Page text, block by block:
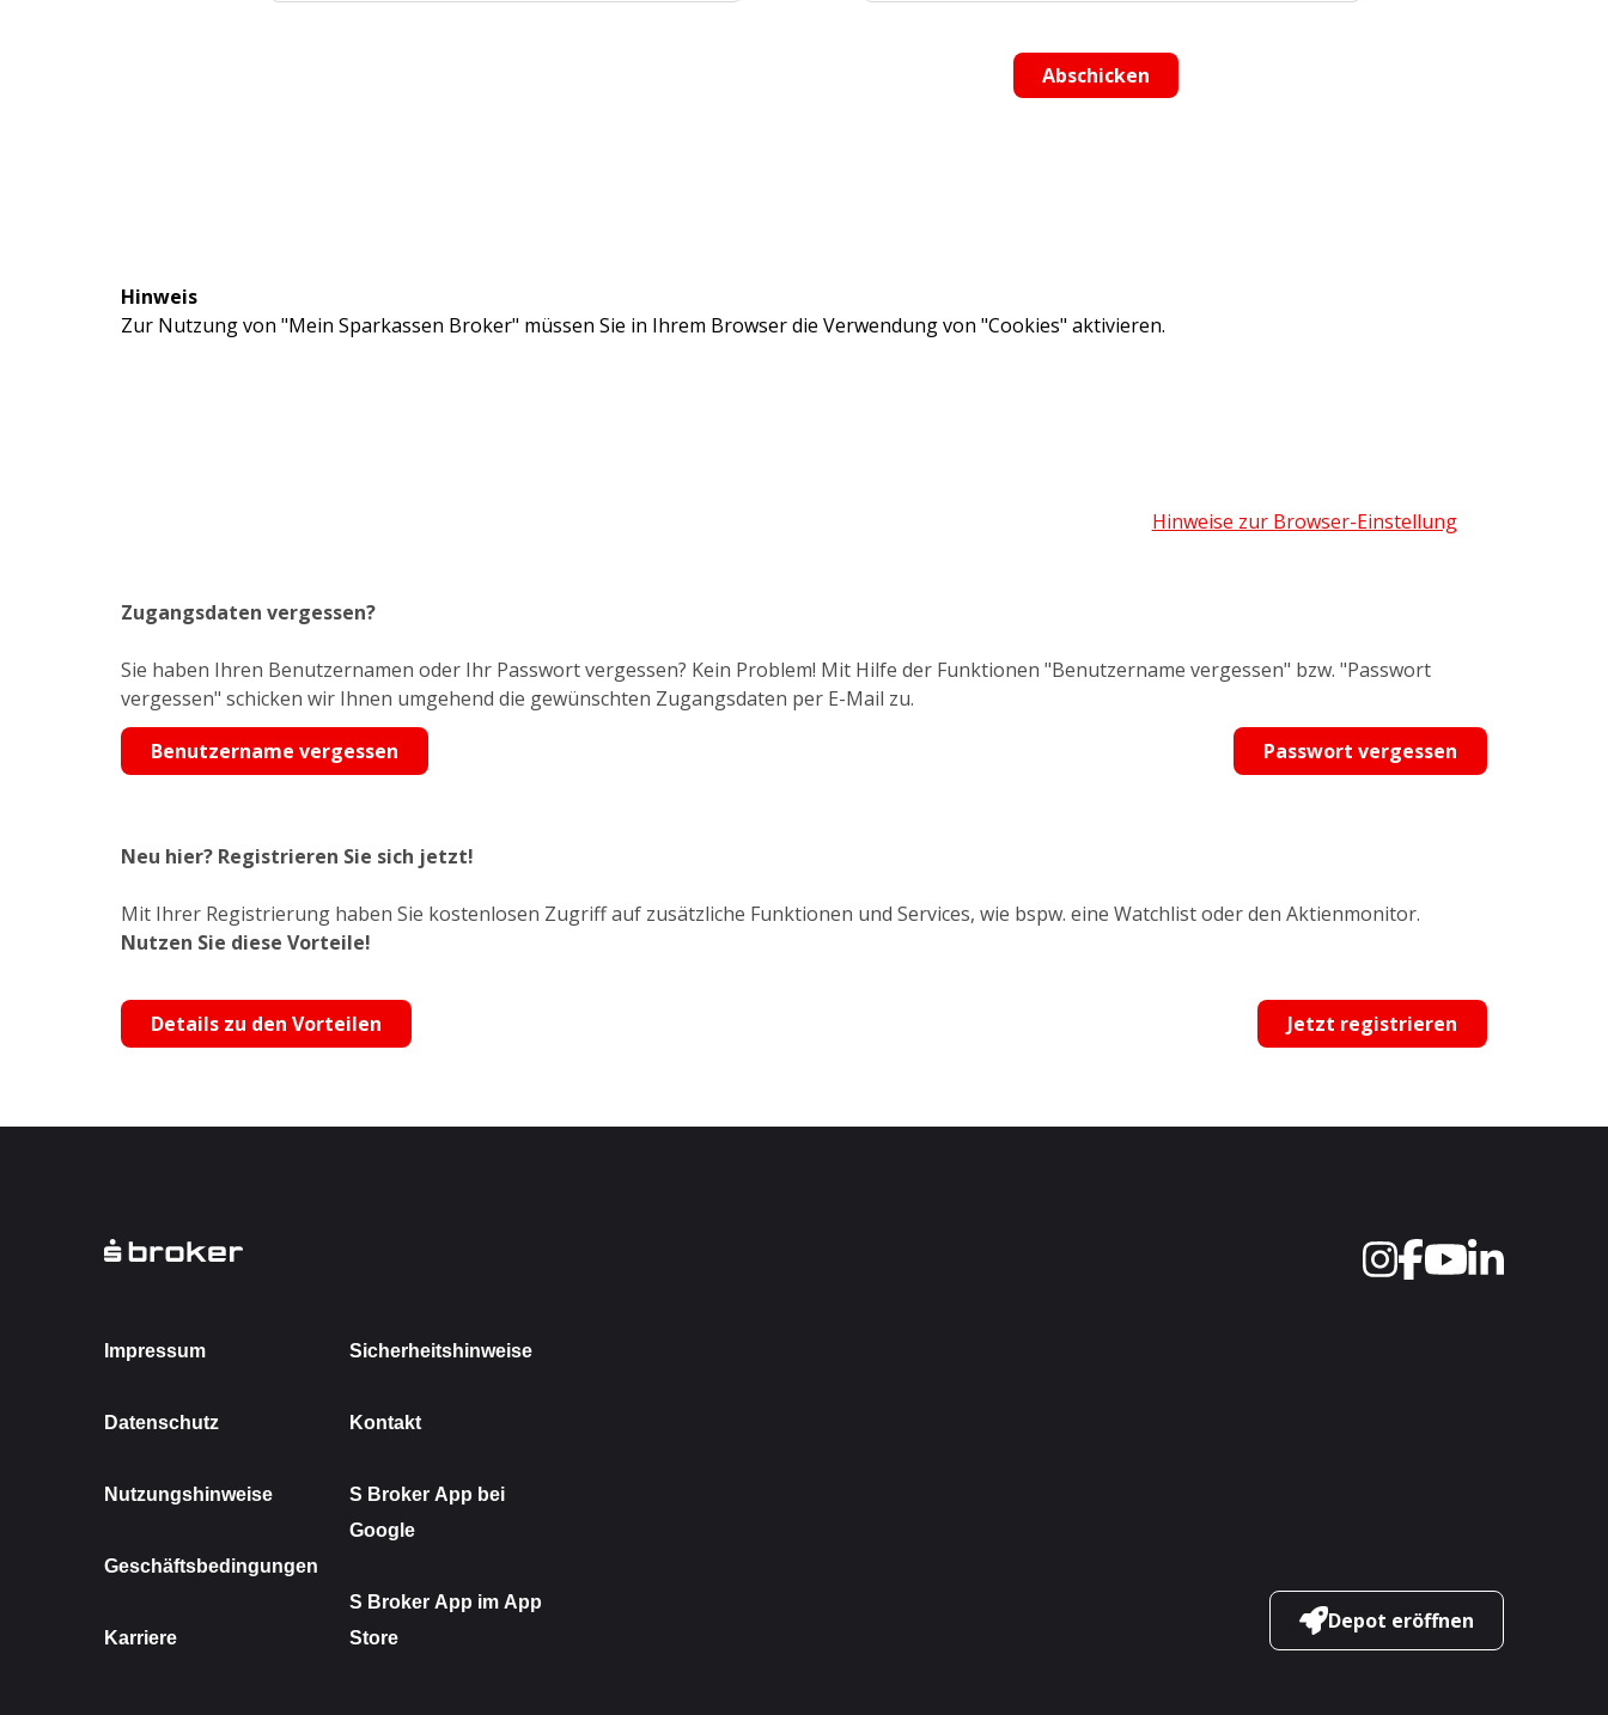
Hinweis
Zur Nutzung von "Mein Sparkassen Broker" müssen Sie in Ihrem Browser die Verwendung von "Cookies" aktivieren.
Hinweise zur Browser-Einstellung
Zugangsdaten vergessen?
Sie haben Ihren Benutzernamen oder Ihr Passwort vergessen? Kein Problem! Mit Hilfe der Funktionen "Benutzername vergessen" bzw. "Passwort
vergessen" schicken wir Ihnen umgehend die gewünschten Zugangsdaten per E-Mail zu.
Benutzername vergessen
Passwort vergessen
Neu hier? Registrieren Sie sich jetzt!
Mit Ihrer Registrierung haben Sie kostenlosen Zugriff auf zusätzliche Funktionen und Services, wie bspw. eine Watchlist oder den Aktienmonitor.
Nutzen Sie diese Vorteile!
Details zu den Vorteilen Jetzt registrieren